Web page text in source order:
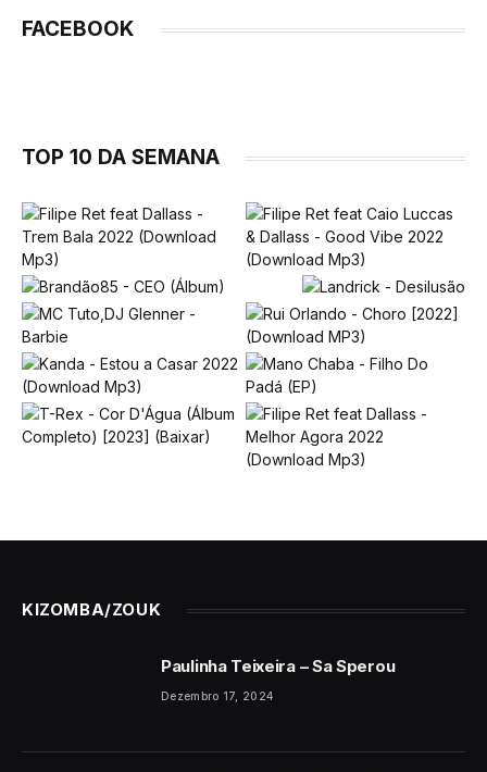
FACEBOOK
TOP 10 DA SEMANA
KIZOMBA/ZOUK
Paulinha Teixeira – Sa Sperou
Dezembro 17, 2024